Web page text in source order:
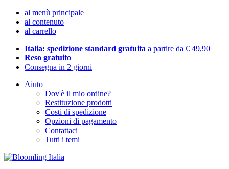
al menù principale
al contenuto
al carrello
Italia: spedizione standard gratuita a partire da € 49,90
Reso gratuito
Consegna in 2 giorni
Aiuto
Dov'è il mio ordine?
Restituzione prodotti
Costi di spedizione
Opzioni di pagamento
Contattaci
Tutti i temi